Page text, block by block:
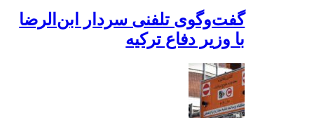
گفت‌وگوی تلفنی سردار ابن‌الرضا
با وزیر دفاع ترکیه